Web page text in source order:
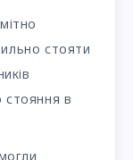
стояти
стояння в